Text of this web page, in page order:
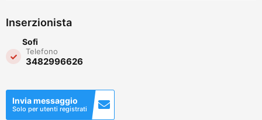
Inserzionista
Sofi
Telefono
3482996626
Invia messaggio
Solo per utenti registrati